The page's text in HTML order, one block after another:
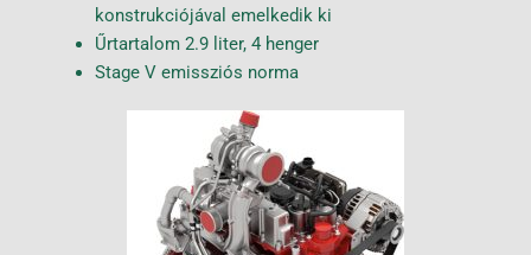
konstrukciójával emelkedik ki
Űrtartalom 2.9 liter, 4 henger
Stage V emissziós norma